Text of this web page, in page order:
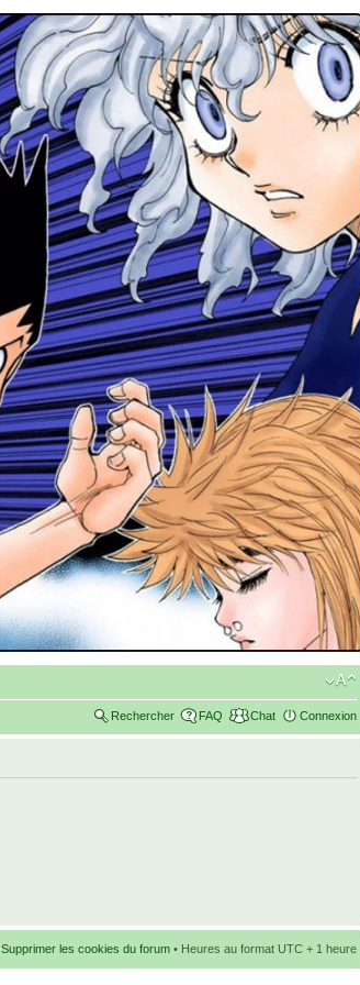
Rechercher FAQ Chat Connexion
Supprimer les cookies du forum • Heures au format UTC + 1 heure